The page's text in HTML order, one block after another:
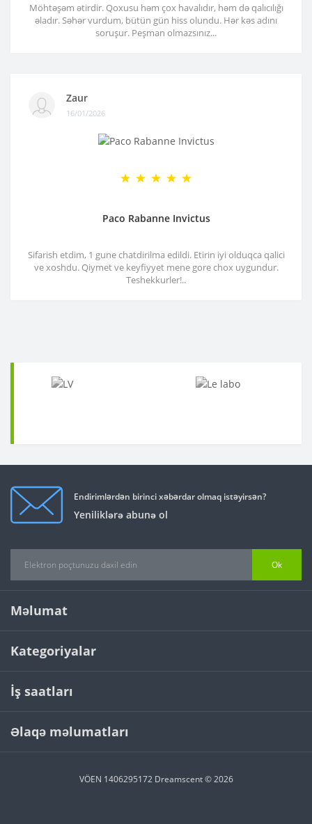
Möhtəşəm ətirdir. Qoxusu həm çox havalıdır, həm də qalıcılığı
əladır. Səhər vurdum, bütün gün hiss olundu. Hər kəs adını
soruşur. Peşman olmazsınız...
Zaur
16/01/2026
Paco Rabanne Invictus
Sifarish etdim, 1 gune chatdirilma edildi. Etirin iyi olduqca qalici
ve xoshdu. Qiymet ve keyfiyyet mene gore chox uygundur.
Teshekkurler!..
Endirimlərdən birinci xəbərdar olmaq istəyirsən?
Yeniliklərə abunə ol
Ok
Məlumat
Kategoriyalar
İş saatları
Əlaqə məlumatları
VÖEN 1406295172 Dreamscent © 2026